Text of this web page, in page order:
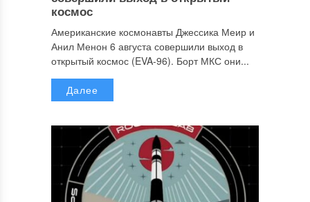
космос
Американские космонавты Джессика Меир и
Анил Менон 6 августа совершили выход в
открытый космос (EVA-96). Борт МКС они...
Далее